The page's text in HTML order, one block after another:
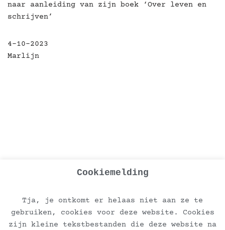
naar aanleiding van zijn boek ‘Over leven en
schrijven’
4-10-2023
Marlijn
Cookiemelding
Tja, je ontkomt er helaas niet aan ze te
gebruiken, cookies voor deze website. Cookies
zijn kleine tekstbestanden die deze website na